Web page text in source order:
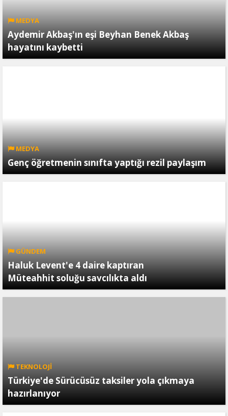
MEDYA
Aydemir Akbaş'ın eşi Beyhan Benek Akbaş
hayatını kaybetti
MEDYA
Genç öğretmenin sınıfta yaptığı rezil paylaşım
GÜNDEM
Haluk Levent'e 4 daire kaptıran
Müteahhit soluğu savcılıkta aldı
TEKNOLOJİ
Türkiye'de Sürücüsüz taksiler yola çıkmaya
hazırlanıyor